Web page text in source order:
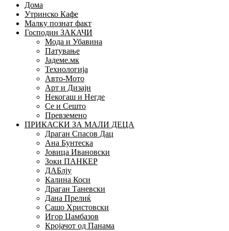
Дома
Утринско Кафе
Малку познат факт
Господин ЗАКАЧИ
Мода и Убавина
Патување
Јадеме.мк
Технологија
Авто-Мото
Арт и Дизајн
Некогаш и Негде
Се и Сешто
Превземено
ПРИКАСКИ ЗА МАЛИ ДЕЦА
Драган Спасов Дац
Ана Бунтеска
Јовица Ивановски
Зоки ПАНКЕР
ДАБлју
Калина Коси
Драган Таневски
Дана Прелиќ
Сашо Христовски
Игор Џамбазов
Кројачот од Панама